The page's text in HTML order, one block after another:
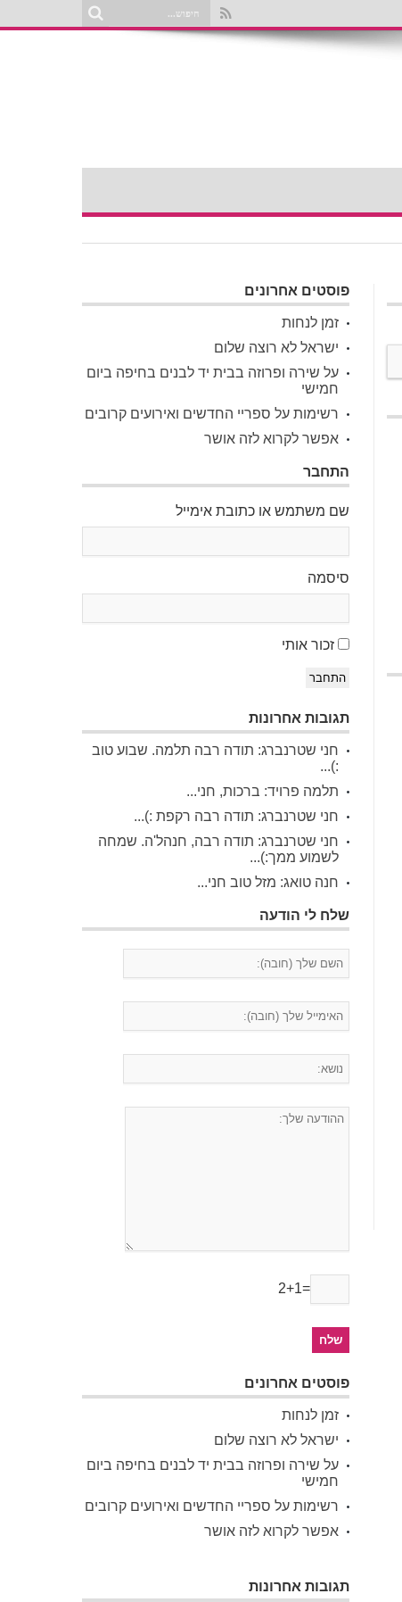
פוסטים אחרונים
זמן לנחות
ישראל לא רוצה שלום
על שירה ופרוזה בבית יד לבנים בחיפה ביום
חמישי
רשימות על ספריי החדשים ואירועים קרובים
אפשר לקרוא לזה אושר
התחבר
שם משתמש או כתובת אימייל
סיסמה
זכור אותי
התחבר
תגובות אחרונות
חני שטרנברג: תודה רבה תלמה. שבוע טוב
:)...
תלמה פרויד: ברכות, חני...
חני שטרנברג: תודה רבה רקפת :)...
חני שטרנברג: תודה רבה, חנהל'ה. שמחה
לשמוע ממך:)...
חנה טואג: מזל טוב חני...
שלח לי הודעה
2+1=
פוסטים אחרונים
זמן לנחות
ישראל לא רוצה שלום
על שירה ופרוזה בבית יד לבנים בחיפה ביום
חמישי
רשימות על ספריי החדשים ואירועים קרובים
אפשר לקרוא לזה אושר
תגובות אחרונות